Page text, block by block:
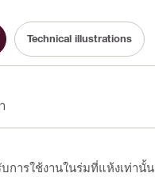
Technical illustrations
การใช้งานในร่มที่แห้งเท่านั้น